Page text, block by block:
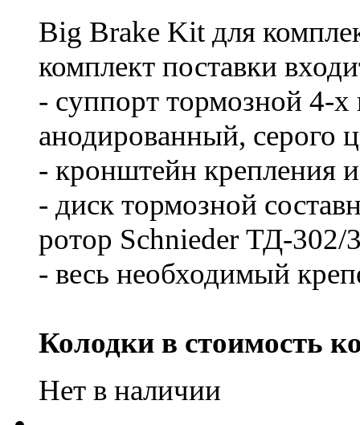
Big Brake Kit для
комплект поставки
- суппорт тормозной
анодированный, серого
- кронштейн крепления
- диск тормозной
ротор Schnieder ТД-
- весь необходимый
Колодки в стоимость
Нет в наличии